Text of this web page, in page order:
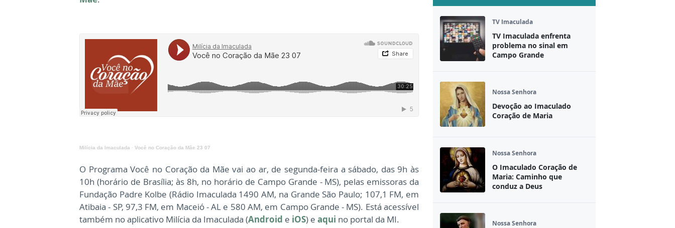
Milícia da Imaculada · Você no Coração da Mãe 23 07
O Programa Você no Coração da Mãe vai ao ar, de segunda-feira a sábado, das 9h às
10h (horário de Brasília; às 8h, no horário de Campo Grande - MS), pelas emissoras da
Fundação Padre Kolbe (Rádio Imaculada 1490 AM, na Grande São Paulo; 107,1 FM, em
Atibaia - SP, 97,3 FM, em Maceió - AL e 580 AM, em Campo Grande - MS). Está acessível
também no aplicativo Milícia da Imaculada (Android e iOS) e aqui no portal da MI.
TV Imaculada
TV Imaculada enfrenta
problema no sinal em
Campo Grande
Nossa Senhora
Devoção ao Imaculado
Coração de Maria
Nossa Senhora
O Imaculado Coração de
Maria: Caminho que
conduz a Deus
Nossa Senhora